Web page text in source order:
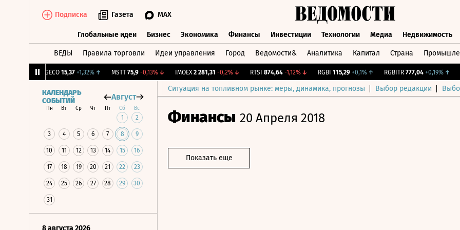
Подписка Газета MAX
Глобальные идеи Бизнес Экономика Финансы Инвестиции Технологии Медиа Недвижимость
ВЕДЫ Правила торговли Идеи управления Город Ведомости& Аналитика Капитал Страна
GECO 15,37 +1,32%↑ MSTT 75,9 -0,13%↓ IMOEX 2 281,31 -0,2%↓ RTSI 874,64 -1,12%↓ RGBI 115,29 +0,1%↑ RGBITR 777,04 +0,19%↑
Ситуация на топливном рынке: меры, динамика, прогнозы Выбор редакции
КАЛЕНДАРЬ
СОБЫТИЙ
Август
Пн Вт Ср Чт Пт Сб Вс
1 2
3 4 5 6 7 8 9
10 11 12 13 14 15 16
17 18 19 20 21 22 23
24 25 26 27 28 29 30
31
8 августа 2026
Финансы 20 Апреля 2018
Показать еще